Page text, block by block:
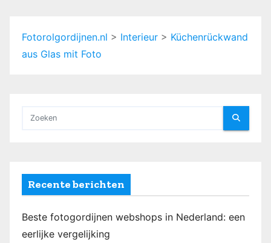
Fotorolgordijnen.nl > Interieur > Küchenrückwand
aus Glas mit Foto
Recente berichten
Beste fotogordijnen webshops in Nederland: een
eerlijke vergelijking